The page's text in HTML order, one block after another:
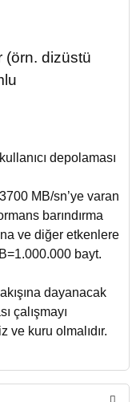
dizüstü
depolaması
MB/sn’ye varan
barındırma
ve diğer etkenlere
bayt.
dayanacak
çalışmayı
kuru olmalıdır.